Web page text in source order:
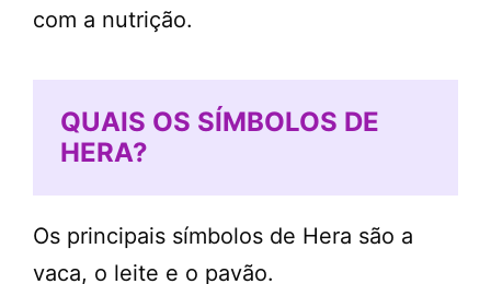
com a nutrição.
QUAIS OS SÍMBOLOS DE
HERA?
Os principais símbolos de Hera são a
vaca, o leite e o pavão.